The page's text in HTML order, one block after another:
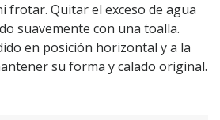
frotar. Quitar el exceso de agua
suavemente con una toalla.
en posición horizontal y a la
su forma y calado original.